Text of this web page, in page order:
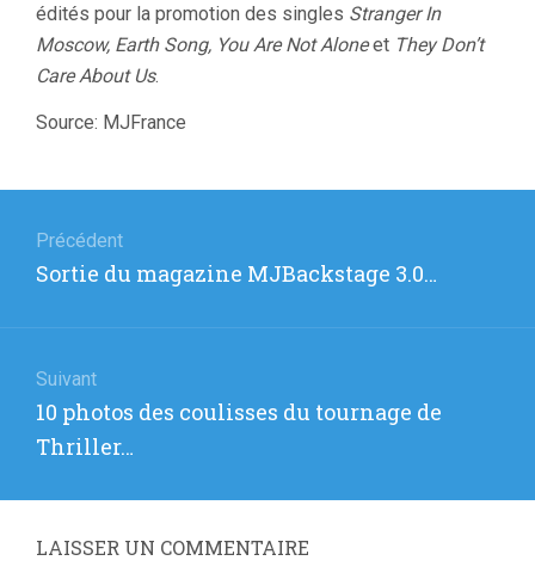
édités pour la promotion des singles Stranger In
Moscow, Earth Song, You Are Not Aloneet They Don’t
Care About Us.
Source: MJFrance
de
l’article
Précédent
Article
Sortie du magazine MJBackstage 3.0…
Suivant
Article
suivant
10 photos des coulisses du tournage de
Thriller…
LAISSER UN COMMENTAIRE